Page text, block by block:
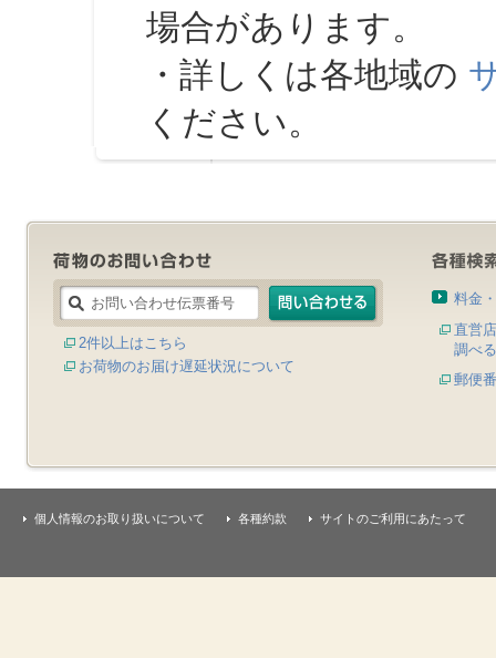
場合があります。
・詳しくは各地域の
ください。
2件以上はこちら
お荷物のお届け遅延状況について
料金
直営
調べる
郵便
個人情報のお取り扱いについて 各種約款 サイトのご利用にあたって